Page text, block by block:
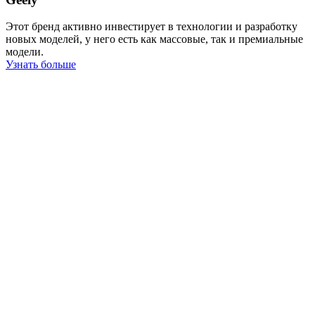
Этот бренд активно инвестирует в технологии и разработку
новых моделей, у него есть как массовые, так и премиальные
модели.
Узнать больше